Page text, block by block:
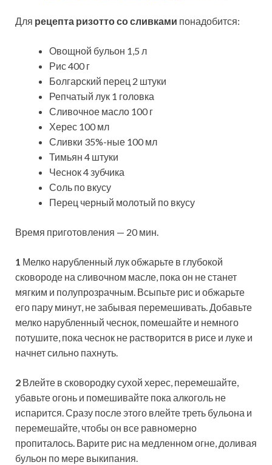
Для рецепта ризотто со сливками понадобится:
Овощной бульон 1,5 л
Рис 400 г
Болгарский перец 2 штуки
Репчатый лук 1 головка
Сливочное масло 100 г
Херес 100 мл
Сливки 35%-ные 100 мл
Тимьян 4 штуки
Чеснок 4 зубчика
Соль по вкусу
Перец черный молотый по вкусу
Время приготовления — 20 мин.
1 Мелко нарубленный лук обжарьте в глубокой
сковороде на сливочном масле, пока он не станет
мягким и полупрозрачным. Всыпьте рис и обжарьте
его пару минут, не забывая перемешивать. Добавьте
мелко нарубленный чеснок, помешайте и немного
потушите, пока чеснок не растворится в рисе и луке и
начнет сильно пахнуть.
2 Влейте в сковородку сухой херес, перемешайте,
убавьте огонь и помешивайте пока алкоголь не
испарится. Сразу после этого влейте треть бульона и
перемешайте, чтобы он все равномерно
пропиталось. Варите рис на медленном огне, доливая
бульон по мере выкипания.